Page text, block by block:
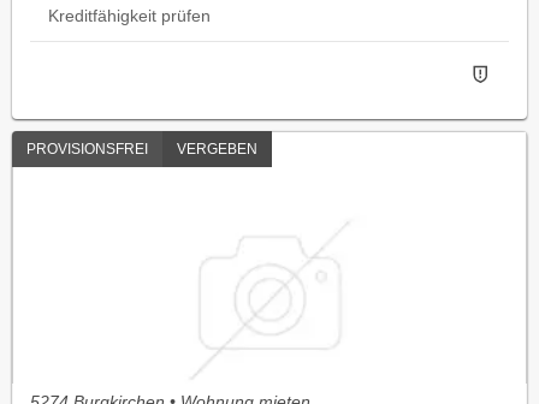
Kreditfähigkeit prüfen
PROVISIONSFREI VERGEBEN